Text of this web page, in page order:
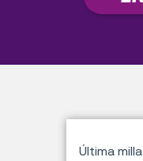
Última milla